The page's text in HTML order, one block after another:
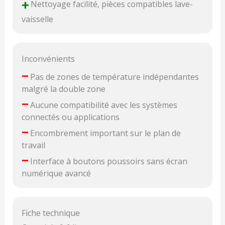
+Nettoyage facilité, pièces compatibles lave-
vaisselle
Inconvénients
–Pas de zones de température indépendantes
malgré la double zone
–Aucune compatibilité avec les systèmes
connectés ou applications
–Encombrement important sur le plan de
travail
–Interface à boutons poussoirs sans écran
numérique avancé
Fiche technique